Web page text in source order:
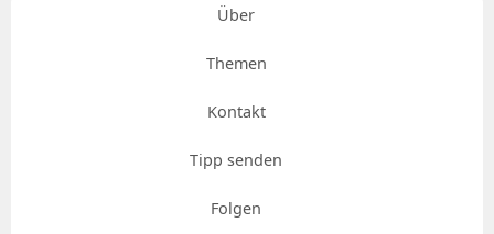
Über
Themen
Kontakt
Tipp senden
Folgen